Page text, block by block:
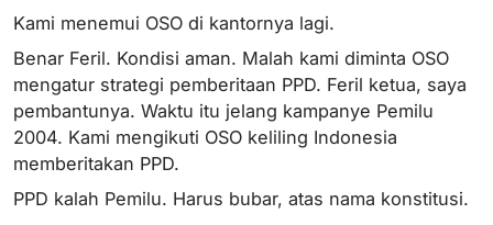
Kami menemui OSO di kantornya lagi.
Benar Feril. Kondisi aman. Malah kami diminta OSO
mengatur strategi pemberitaan PPD. Feril ketua, saya
pembantunya. Waktu itu jelang kampanye Pemilu
2004. Kami mengikuti OSO keliling Indonesia
memberitakan PPD.
PPD kalah Pemilu. Harus bubar, atas nama konstitusi.